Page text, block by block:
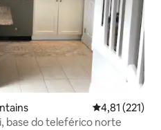
4,81 de uma
4,81 (221)
base do teleférico norte